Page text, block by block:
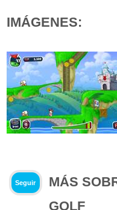
IMÁGENES:
Seguir
MÁS
GOLF